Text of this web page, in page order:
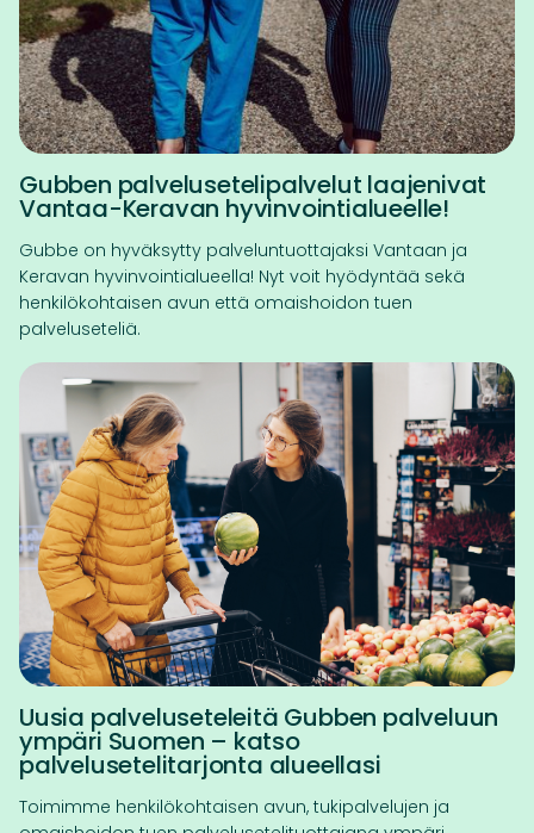
Gubben palvelusetelipalvelut laajenivat
Vantaa-Keravan hyvinvointialueelle!
Gubbe on hyväksytty palveluntuottajaksi Vantaan ja
Keravan hyvinvointialueella! Nyt voit hyödyntää sekä
henkilökohtaisen avun että omaishoidon tuen
palveluseteliä.
Uusia palveluseteleitä Gubben palveluun
ympäri Suomen – katso
palvelusetelitarjonta alueellasi
Toimimme henkilökohtaisen avun, tukipalvelujen ja